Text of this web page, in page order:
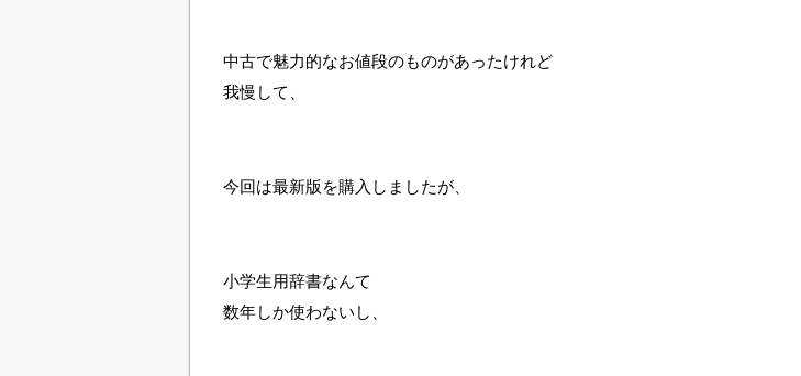
中古で魅力的なお値段のものがあったけれど
我慢して、
今回は最新版を購入しましたが、
小学生用辞書なんて
数年しか使わないし、